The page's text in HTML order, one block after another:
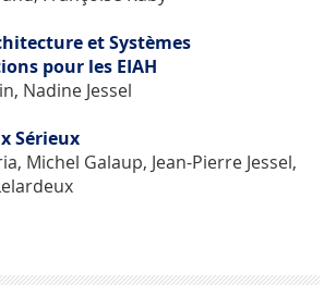
et Systèmes
pour les EIAH
Nadine Jessel
Sérieux
Michel Galaup, Jean-Pierre Jessel,